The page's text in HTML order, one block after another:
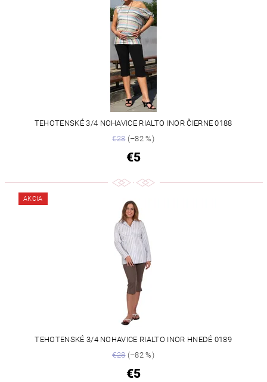
TEHOTENSKÉ 3/4 NOHAVICE RIALTO INOR ČIERNE 0188
€28(–82 %)
€5
AKCIA
TEHOTENSKÉ 3/4 NOHAVICE RIALTO INOR HNEDÉ 0189
€28(–82 %)
€5